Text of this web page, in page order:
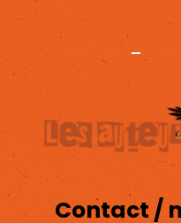
Projet -
Contact /